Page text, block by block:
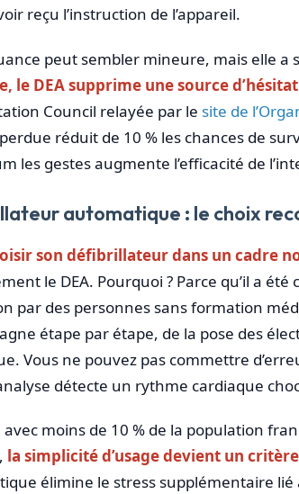
reçu l’instruction de l’appareil.
peut sembler mineure, mais elle a
le DEA supprime une source
Council relayée par le site de
réduit de 10 % les chances de
les gestes augmente l’efficacité de
automatique : le choix
son défibrillateur dans un cadre
le DEA. Pourquoi ? Parce qu’il a
par des personnes sans formation
étape par étape, de la pose des
Vous ne pouvez pas commettre
détecte un rythme cardiaque
avec moins de 10 % de la population
la simplicité d’usage devient un
élimine le stress supplémentaire